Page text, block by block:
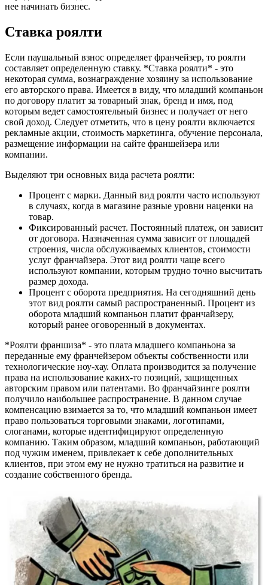
нее начинать бизнес.
Ставка роялти
Если паушальный взнос определяет франчейзер, то роялти
составляет определенную ставку. *Ставка роялти* - это
некоторая сумма, вознаграждение хозяину за использование
его авторского права. Имеется в виду, что младший компаньон
по договору платит за товарный знак, бренд и имя, под
которым ведет самостоятельный бизнес и получает от него
свой доход. Следует отметить, что в цену роялти включается
рекламные акции, стоимость маркетинга, обучение персонала,
размещение информации на сайте франшейзера или
компании.
Выделяют три основных вида расчета роялти:
Процент с марки. Данный вид роялти часто используют
в случаях, когда в магазине разные уровни наценки на
товар.
Фиксированный расчет. Постоянный платеж, он зависит
от договора. Назначенная сумма зависит от площадей
строения, числа обслуживаемых клиентов, стоимости
услуг франчайзера. Этот вид роялти чаще всего
используют компании, которым трудно точно высчитать
размер дохода.
Процент с оборота предприятия. На сегодняшний день
этот вид роялти самый распространенный. Процент из
оборота младший компаньон платит франчайзеру,
который ранее оговоренный в документах.
*Роялти франшиза* - это плата младшего компаньона за
переданные ему франчейзером объекты собственности или
технологические ноу-хау. Оплата производится за получение
права на использование каких-то позиций, защищенных
авторским правом или патентами. Во франчайзинге роялти
получило наибольшее распространение. В данном случае
компенсацию взимается за то, что младший компаньон имеет
право пользоваться торговыми знаками, логотипами,
слоганами, которые идентифицируют определенную
компанию. Таким образом, младший компаньон, работающий
под чужим именем, привлекает к себе дополнительных
клиентов, при этом ему не нужно тратиться на развитие и
создание собственного бренда.